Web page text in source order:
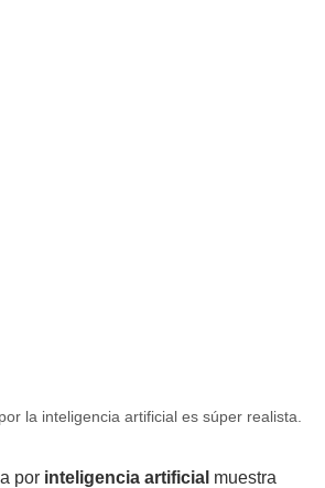
la inteligencia artificial es súper realista.
por inteligencia artificial muestra